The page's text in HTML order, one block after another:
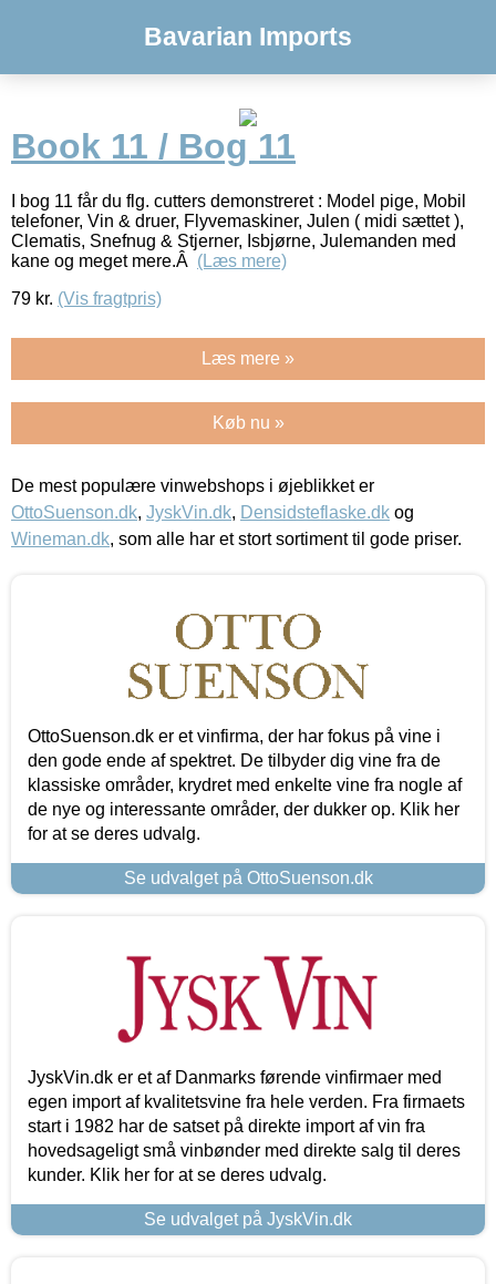
Bavarian Imports
Book 11 / Bog 11
I bog 11 får du flg. cutters demonstreret : Model pige, Mobil
telefoner, Vin & druer, Flyvemaskiner, Julen ( midi sættet ),
Clematis, Snefnug & Stjerner, Isbjørne, Julemanden med
kane og meget mere.Â (Læs mere)
79 kr. (Vis fragtpris)
Læs mere »
Køb nu »
De mest populære vinwebshops i øjeblikket er
OttoSuenson.dk, JyskVin.dk, Densidsteflaske.dk og
Wineman.dk, som alle har et stort sortiment til gode priser.
OttoSuenson.dk er et vinfirma, der har fokus på vine i
den gode ende af spektret. De tilbyder dig vine fra de
klassiske områder, krydret med enkelte vine fra nogle af
de nye og interessante områder, der dukker op. Klik her
for at se deres udvalg.
Se udvalget på OttoSuenson.dk
JyskVin.dk er et af Danmarks førende vinfirmaer med
egen import af kvalitetsvine fra hele verden. Fra firmaets
start i 1982 har de satset på direkte import af vin fra
hovedsageligt små vinbønder med direkte salg til deres
kunder. Klik her for at se deres udvalg.
Se udvalget på JyskVin.dk